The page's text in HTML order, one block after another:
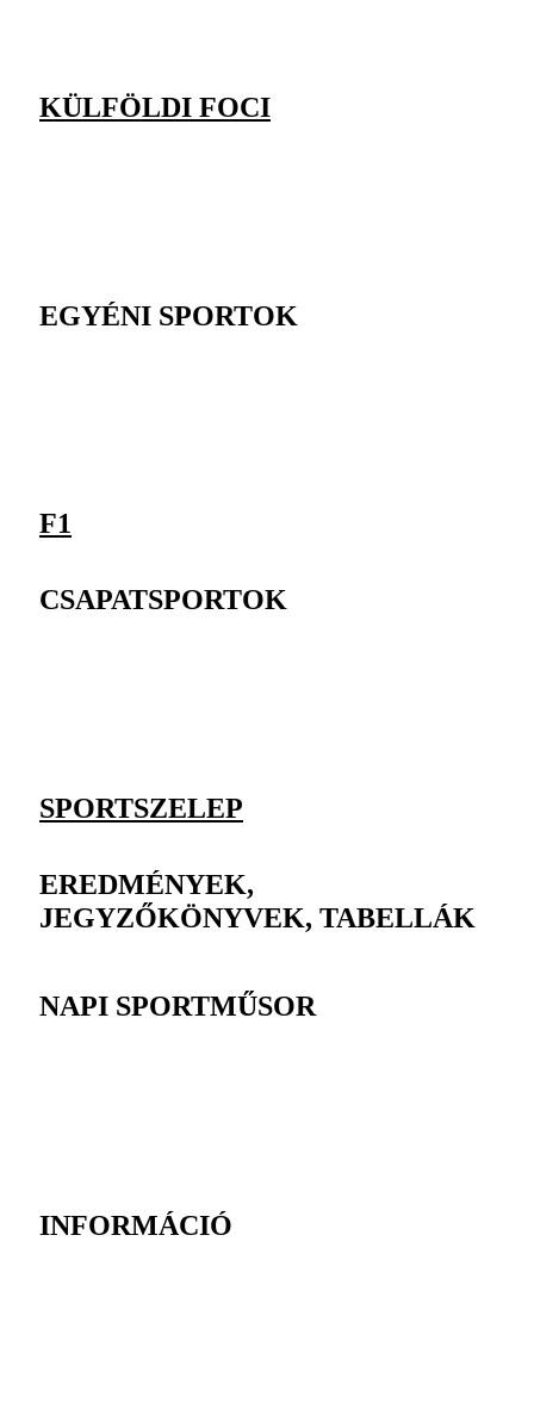
KÜLFÖLDI FOCI
EGYÉNI SPORTOK
F1
CSAPATSPORTOK
SPORTSZELEP
EREDMÉNYEK,
JEGYZŐKÖNYVEK, TABELLÁK
NAPI SPORTMŰSOR
INFORMÁCIÓ